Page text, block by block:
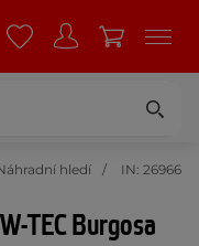
hledí IN: 26966
TEC Burgosa